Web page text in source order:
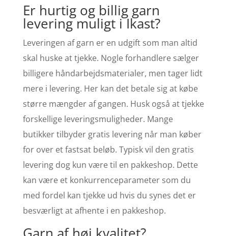
Er hurtig og billig garn
levering muligt i Ikast?
Leveringen af garn er en udgift som man altid
skal huske at tjekke. Nogle forhandlere sælger
billigere håndarbejdsmaterialer, men tager lidt
mere i levering. Her kan det betale sig at købe
større mængder af gangen. Husk også at tjekke
forskellige leveringsmuligheder. Mange
butikker tilbyder gratis levering når man køber
for over et fastsat beløb. Typisk vil den gratis
levering dog kun være til en pakkeshop. Dette
kan være et konkurrenceparameter som du
med fordel kan tjekke ud hvis du synes det er
besværligt at afhente i en pakkeshop.